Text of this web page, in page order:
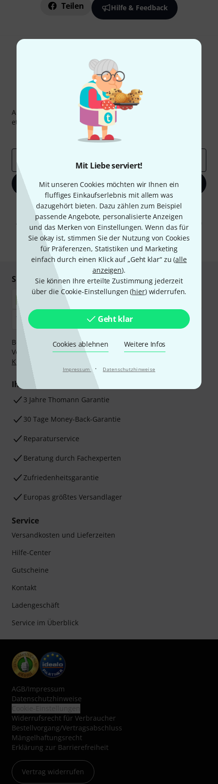
Mit Liebe serviert!
Mit unseren Cookies möchten wir Ihnen ein
fluffiges Einkaufserlebnis mit allem was
dazugehört bieten. Dazu zählen zum Beispiel
passende Angebote, personalisierte Anzeigen
und das Merken von Einstellungen. Wenn das für
Sie okay ist, stimmen Sie der Nutzung von Cookies
für Präferenzen, Statistiken und Marketing
einfach durch einen Klick auf „Geht klar“ zu (alle
anzeigen).
Sie können Ihre erteilte Zustimmung jederzeit
über die Cookie-Einstellungen (hier) widerrufen.
Geht klar
Cookies ablehnen Weitere Infos
Impressum · Datenschutzhinweise
Teilen Hilfe & Feedback
Thomann Newsletter
Abonniere den Thomann Newsletter und gewinne mit
etwas Glück einen von
50 Gutscheinen
Inspirierende Beiträge
Deals
Jetzt anmelden
Mit Klick auf „Jetzt anmelden“ stimmen Sie dem Erhalt von E-Mail-
Werbung und einer Messung des E-Mail-Nutzungsverhaltens zu. Die
Abmeldung ist jederzeit möglich. Weitere Informationen finden Sie in
unserenDatenschutzhinweisen.
* Pflichtfeld
Sicher einkaufen & bezahlen
Bezahlen Sie vertraulich und sicher per Nachnahme,
Vorkasse, PayPal, Amazon Pay,
Klarna Sofort bezahlen
Klarna Ratenzahlung
oder Kreditkarte.
Ihre Vorteile
3 Jahre Thomann Garantie
30 Tage Money-Back-Garantie
Reparaturservice
Beratung durch Fachexperten
Zufriedenheitsgarantie
Europas größtes Versandlager
Service
Versandkosten und Lieferzeiten
Hilfe-Center
Gutscheine
Kontakt
Ladengeschäft
Service im Überblick
AGB/Impressum
Datenschutzhinweise
Widerrufsrecht für Verbraucher
Bestellvorgang/Vertragsabschluss
Mängelhaftungsrecht
Erklärung zur Barrierefreiheit
Vertrag widerrufen